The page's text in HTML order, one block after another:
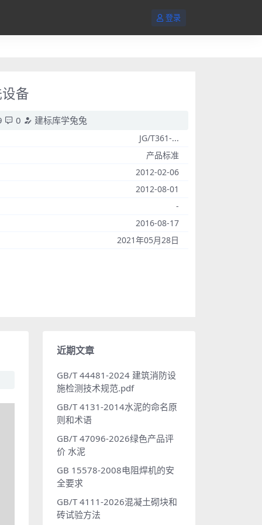
登录
备
0 建标库学兔兔
JG/T361-...
产品标准
2012-02-06
2012-08-01
-
2016-08-17
2021年05月28日
近期文章
GB/T 44481-2024 建筑消防设
施检测技术规范.pdf
GB/T 4131-2014水泥的命名原
则和术语
GB/T 47096-2026绿色产品评
价 水泥
GB 15578-2008电阻焊机的安
全要求
GB/T 4111-2026混凝土砌块和
砖试验方法